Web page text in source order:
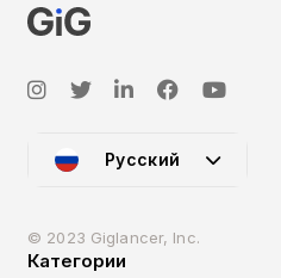
Русский
© 2023 Giglancer, Inc.
Категории